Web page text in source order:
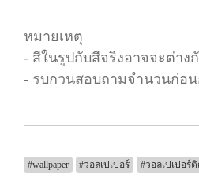
หมายเหตุ
- สีในรูปกับสีจริงอาจจะต่าง
- รบกวนสอบถามจำนวนก่อ
#wallpaper #วอลเปเปอร์ #วอลเปเปอร์